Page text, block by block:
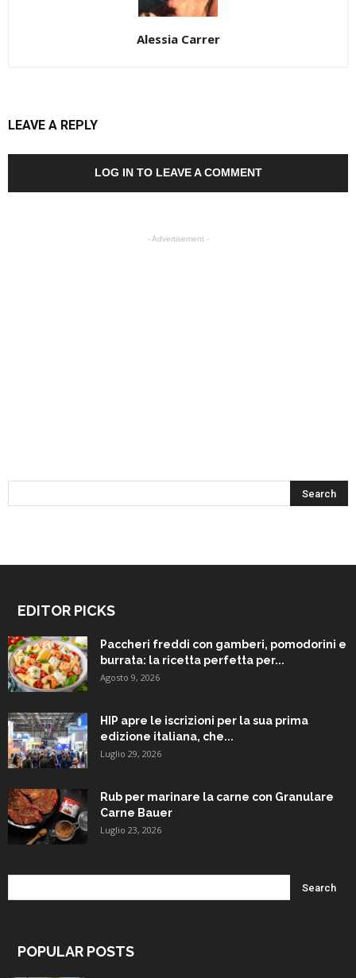
Alessia Carrer
LEAVE A REPLY
LOG IN TO LEAVE A COMMENT
- Advertisement -
EDITOR PICKS
Paccheri freddi con gamberi, pomodorini e
burrata: la ricetta perfetta per...
Agosto 9, 2026
HIP apre le iscrizioni per la sua prima
edizione italiana, che...
Luglio 29, 2026
Rub per marinare la carne con Granulare
Carne Bauer
Luglio 23, 2026
POPULAR POSTS